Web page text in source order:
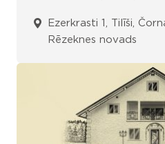
Ezerkrasti 1, Tilīši,
Rēzeknes novads